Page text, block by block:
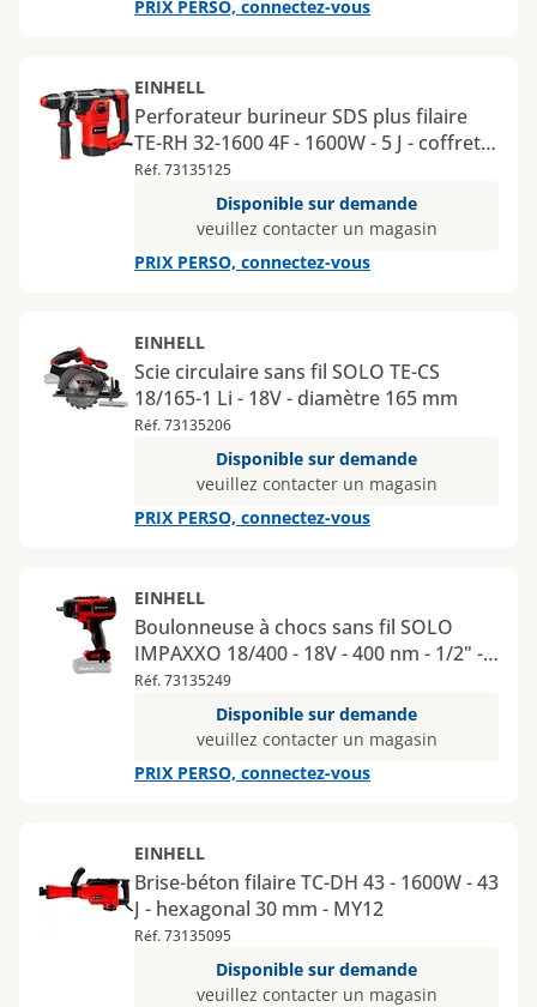
PRIX PERSO, connectez-vous
EINHELL
Perforateur burineur SDS plus filaire
TE-RH 32-1600 4F - 1600W - 5 J - coffret -
MY12
Réf. 73135125
Disponible sur demande
veuillez contacter un magasin
PRIX PERSO, connectez-vous
EINHELL
Scie circulaire sans fil SOLO TE-CS
18/165-1 Li - 18V - diamètre 165 mm
Réf. 73135206
Disponible sur demande
veuillez contacter un magasin
PRIX PERSO, connectez-vous
EINHELL
Boulonneuse à chocs sans fil SOLO
IMPAXXO 18/400 - 18V - 400 nm - 1/2" -
MY12
Réf. 73135249
Disponible sur demande
veuillez contacter un magasin
PRIX PERSO, connectez-vous
EINHELL
Brise-béton filaire TC-DH 43 - 1600W - 43
J - hexagonal 30 mm - MY12
Réf. 73135095
Disponible sur demande
veuillez contacter un magasin